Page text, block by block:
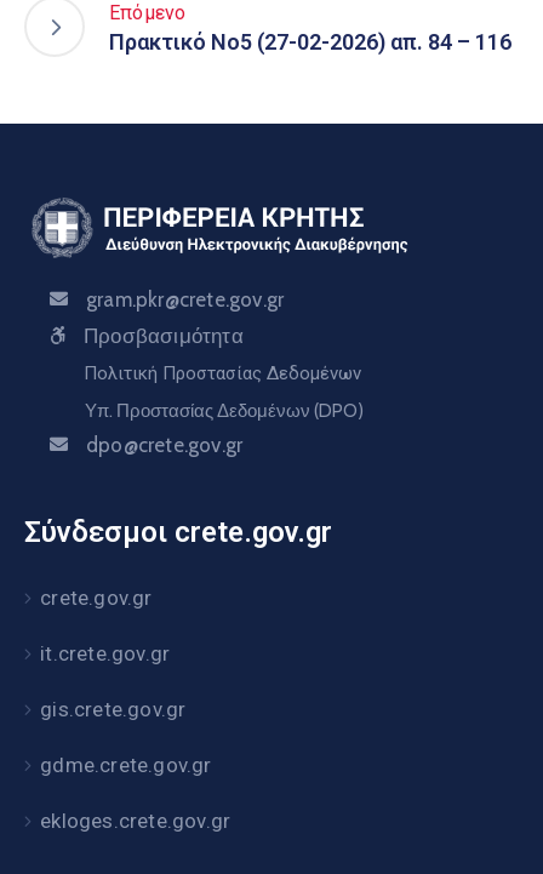
Επόμενο
Πρακτικό Νο5 (27-02-2026) απ. 84 – 116
gram.pkr@crete.gov.gr
Προσβασιμότητα
Πολιτική Προστασίας Δεδομένων
Υπ. Προστασίας Δεδομένων (DPO)
dpo@crete.gov.gr
Σύνδεσμοι crete.gov.gr
crete.gov.gr
it.crete.gov.gr
gis.crete.gov.gr
gdme.crete.gov.gr
ekloges.crete.gov.gr